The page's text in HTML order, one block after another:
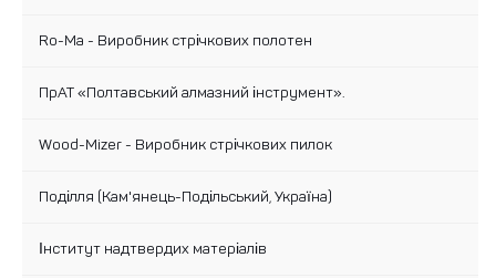
Ro-Ma - Виробник стрічкових полотен
ПрАТ «Полтавський алмазний інструмент».
Wood-Mizer - Виробник стрічкових пилок
Поділля (Кам'янець-Подільський, Україна)
Інститут надтвердих матеріалів